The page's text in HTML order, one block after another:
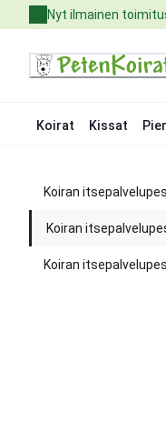
to
Nyt ilmainen
Koirat Kissat
Kissat
Pieneläimet
Eläinlääkäriruoat
Tuotemerkit
Uutuudet
Koiran
Koiran
Koiran